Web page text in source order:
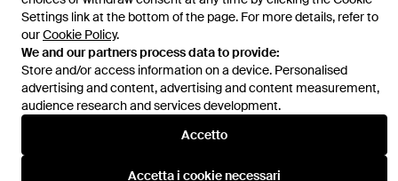
Settings link at the bottom of the page. For more details, refer to
ourCookie Policy.
We and our partners process data to provide:
Store and/or access information on a device. Personalised
advertising and content, advertising and content measurement,
audience research and services development.
Accetto
Accetta i cookie necessari